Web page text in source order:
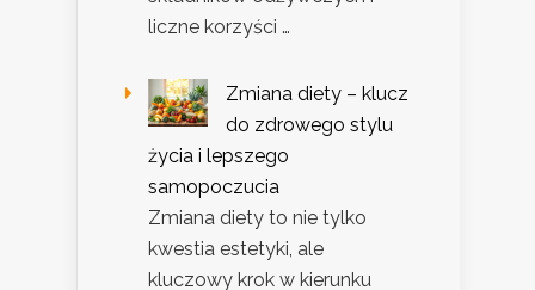
liczne korzyści …
Zmiana diety – klucz
do zdrowego stylu
życia i lepszego
samopoczucia
Zmiana diety to nie tylko
kwestia estetyki, ale
kluczowy krok w kierunku